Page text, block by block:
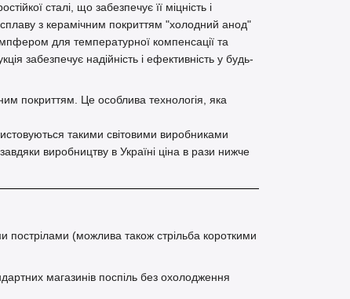
сталі, що забезпечує її міцність і
з керамічним покриттям "холодний анод"
для температурної компенсації та
забезпечує надійність і ефективність у будь-
покриттям. Це особлива технологія, яка
такими світовими виробниками
виробництву в Україні ціна в рази нижче
(можлива також стрільба короткими
магазинів поспіль без охолодження